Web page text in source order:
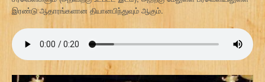
இரண்டு ஆதாரங்களான தியானபிந்துவும் ஆகும்.